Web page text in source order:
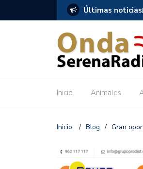
Últimas noticias
decisiones en Premier League
Inicio Animales
Inicio / Blog / Gran